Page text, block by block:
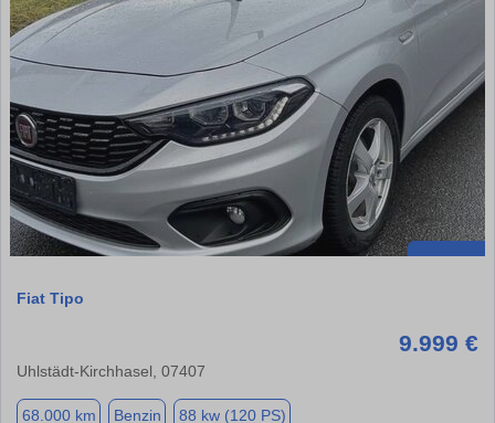
Fiat Tipo
9.999 €
Uhlstädt-Kirchhasel, 07407
68.000 km Benzin 88 kw (120 PS)